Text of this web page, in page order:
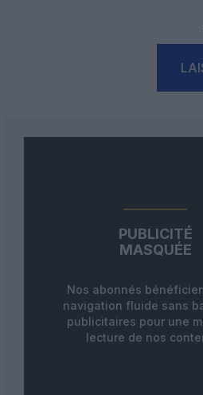
PUBLICITÉ
MASQUÉE
Nos abonnés
navigation fluide sans
publicitaires pour une
lecture de nos